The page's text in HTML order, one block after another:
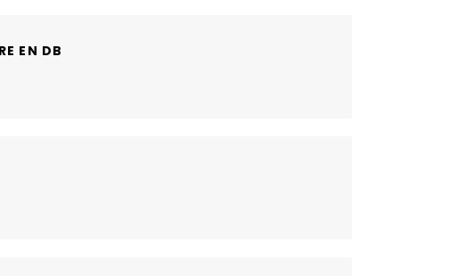
EN DB